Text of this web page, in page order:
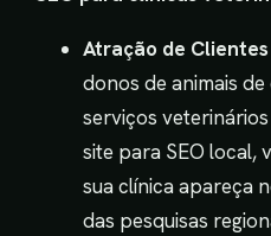
Atração de Clientes
donos de animais
serviços
site para SEO local,
sua clínica apareça
das pesquisas